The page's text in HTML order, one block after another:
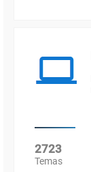
2723
Temas